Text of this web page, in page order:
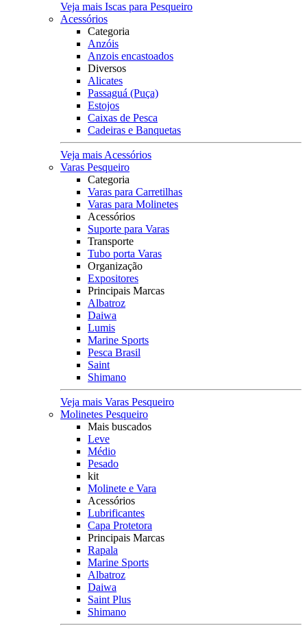
Veja mais Iscas para Pesqueiro
Acessórios
Categoria
Anzóis
Anzois encastoados
Diversos
Alicates
Passaguá (Puça)
Estojos
Caixas de Pesca
Cadeiras e Banquetas
Veja mais Acessórios
Varas Pesqueiro
Categoria
Varas para Carretilhas
Varas para Molinetes
Acessórios
Suporte para Varas
Transporte
Tubo porta Varas
Organização
Expositores
Principais Marcas
Albatroz
Daiwa
Lumis
Marine Sports
Pesca Brasil
Saint
Shimano
Veja mais Varas Pesqueiro
Molinetes Pesqueiro
Mais buscados
Leve
Médio
Pesado
kit
Molinete e Vara
Acessórios
Lubrificantes
Capa Protetora
Principais Marcas
Rapala
Marine Sports
Albatroz
Daiwa
Saint Plus
Shimano